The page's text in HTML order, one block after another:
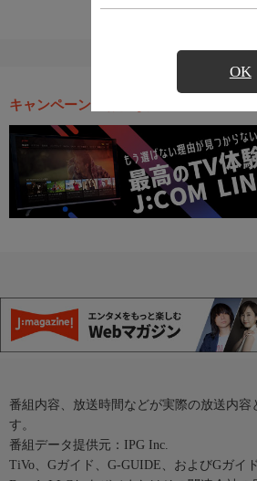
OK
キャンペーン・お得な情報
番組内容、放送時間などが実際の放送内容
す。
番組データ提供元：IPG Inc.
TiVo、Gガイド、G-GUIDE、およびGガイ